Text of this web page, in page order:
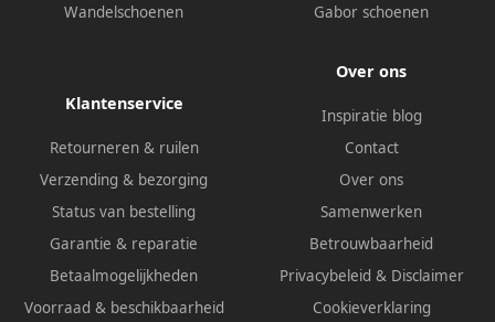
Wandelschoenen
Gabor schoenen
Klantenservice
Retourneren & ruilen
Verzending & bezorging
Status van bestelling
Garantie & reparatie
Betaalmogelijkheden
Voorraad & beschikbaarheid
Over ons
Inspiratie blog
Contact
Over ons
Samenwerken
Betrouwbaarheid
Privacybeleid & Disclaimer
Cookieverklaring